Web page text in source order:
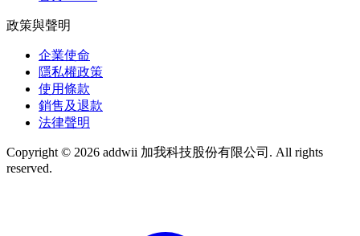
政策與聲明
企業使命
隱私權政策
使用條款
銷售及退款
法律聲明
Copyright © 2026 addwii 加我科技股份有限公司. All rights
reserved.